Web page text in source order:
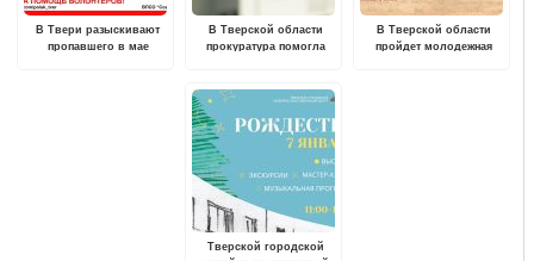
В Твери разыскивают
пропавшего в мае
В Тверской области
прокуратура помогла
В Тверской области
пройдет молодежная
Тверской городской